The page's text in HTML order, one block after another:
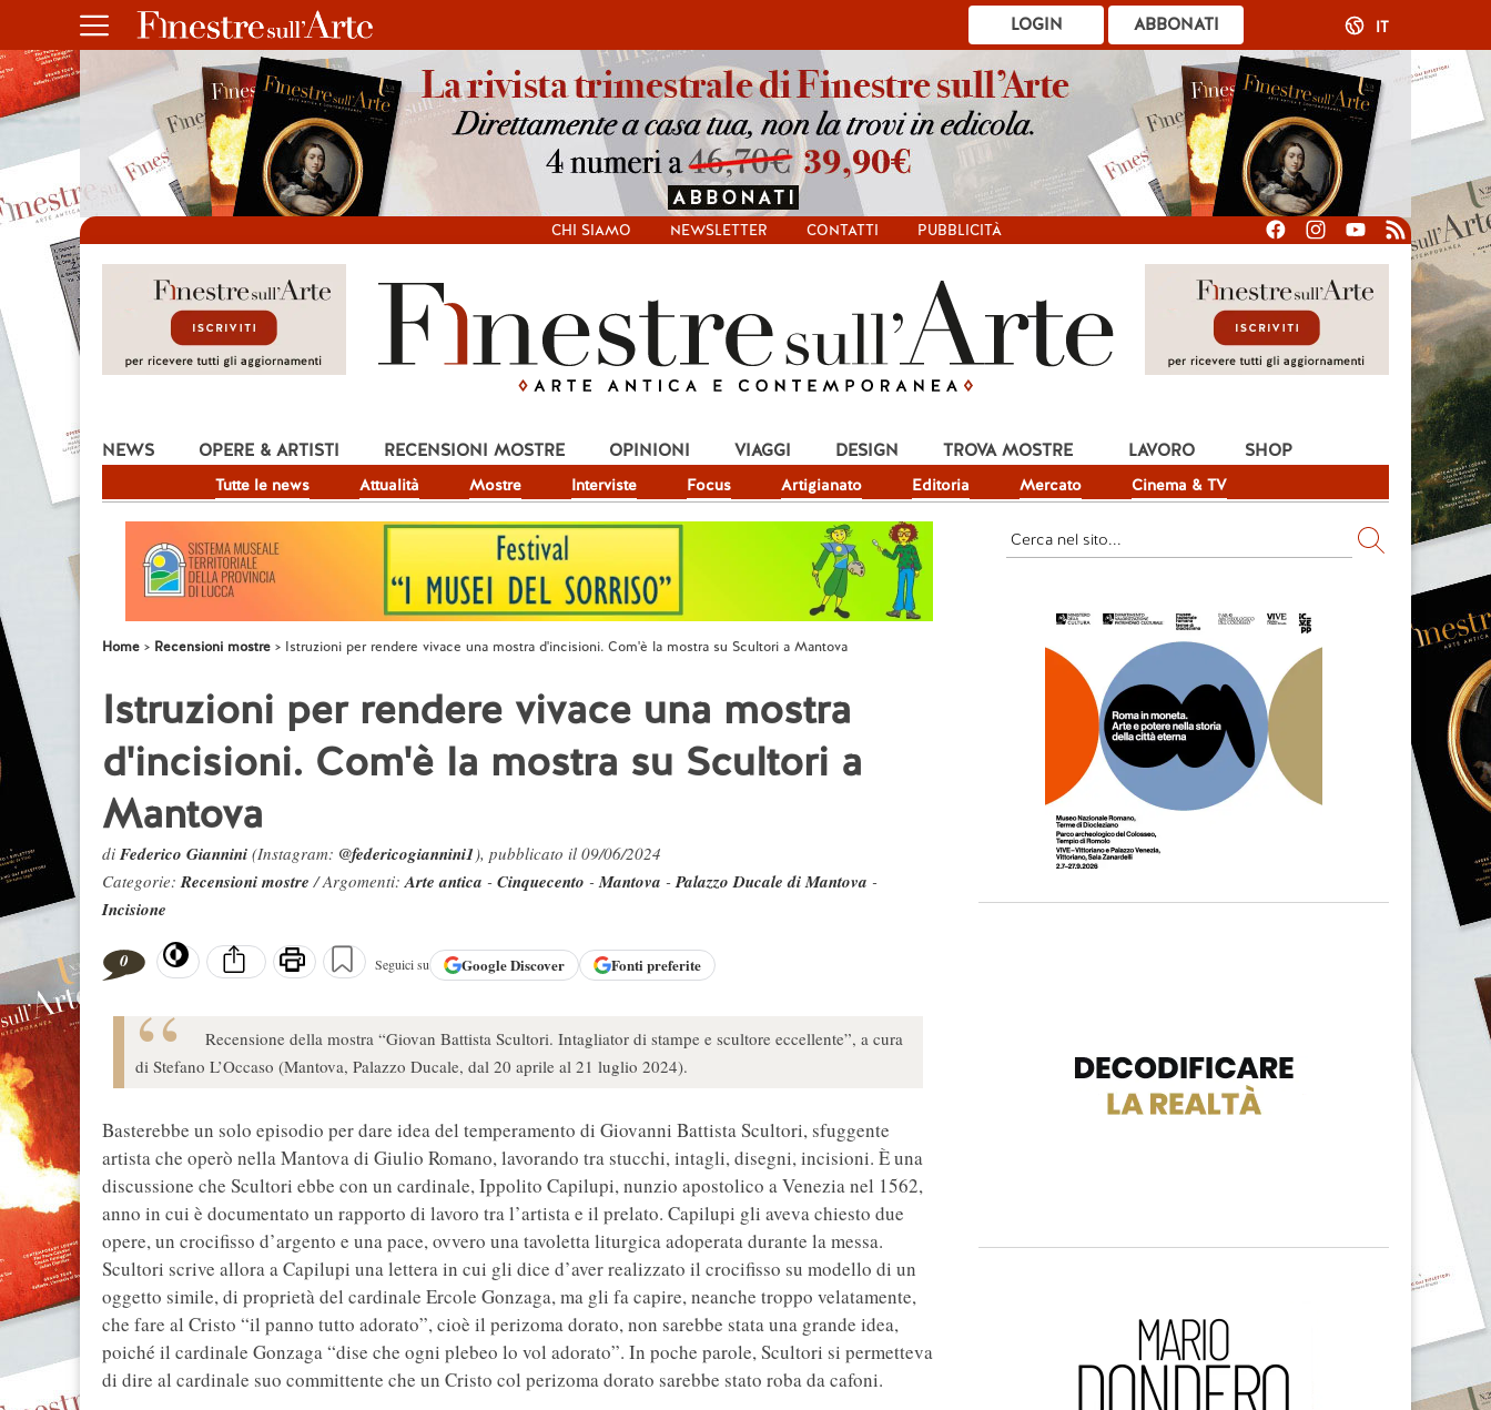
ABBONATI
LOGIN IT
CHI SIAMO NEWSLETTER CONTATTI PUBBLICITÀ
NEWS
Tutte le news Attualità Mostre Interviste Focus Artigianato Editoria Mercato Cinema & TV
OPERE & ARTISTI RECENSIONI MOSTRE OPINIONI VIAGGI DESIGN TROVA MOSTRE LAVORO SHOP
Home Recensioni mostre Istruzioni per rendere vivace una mostra d'incisioni. Com'è la mostra su Scultori a Mantova
Istruzioni per rendere vivace una mostra
d'incisioni. Com'è la mostra su Scultori a
Mantova
di Federico Giannini (Instagram: @federicogiannini1), pubblicato il 09/06/2024
Categorie:Recensioni mostre/ Argomenti:Arte antica - Cinquecento -Mantova -Palazzo Ducale di Mantova -
Incisione
0 Seguici su GoogleDiscover Fonti preferite
Recensione della mostra “Giovan Battista Scultori. Intagliator di stampe e scultore eccellente”, a cura
di Stefano L’Occaso (Mantova, Palazzo Ducale, dal 20 aprile al 21 luglio 2024).
Basterebbe un solo episodio per dare idea del temperamento di Giovanni Battista Scultori, sfuggente
artista che operò nella Mantova di Giulio Romano, lavorando tra stucchi, intagli, disegni, incisioni. È una
discussione che Scultori ebbe con un cardinale, Ippolito Capilupi, nunzio apostolico a Venezia nel 1562,
anno in cui è documentato un rapporto di lavoro tra l’artista e il prelato. Capilupi gli aveva chiesto due
opere, un crocifisso d’argento e una pace, ovvero una tavoletta liturgica adoperata durante la messa.
Scultori scrive allora a Capilupi una lettera in cui gli dice d’aver realizzato il crocifisso su modello di un
oggetto simile, di proprietà del cardinale Ercole Gonzaga, ma gli fa capire, neanche troppo velatamente,
che fare al Cristo “il panno tutto adorato”, cioè il perizoma dorato, non sarebbe stata una grande idea,
poiché il cardinale Gonzaga “dise che ogni plebeo lo vol adorato”. In poche parole, Scultori si permetteva
di dire al cardinale suo committente che un Cristo col perizoma dorato sarebbe stato roba da cafoni.